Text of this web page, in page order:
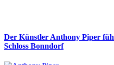
Der Künstler Anthony Piper
Schloss Bonndorf